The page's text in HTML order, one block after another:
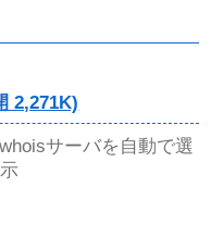
2,271K)
サーバを自動で選